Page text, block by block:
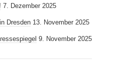
7. Dezember 2025
Dresden 13. November 2025
9. November 2025